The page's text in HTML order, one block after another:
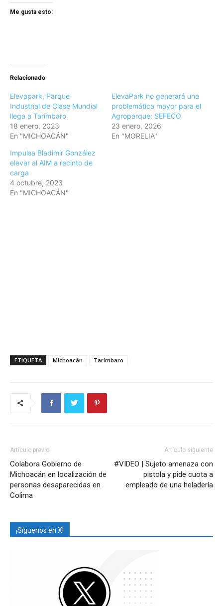
Me gusta esto:
Relacionado
Elevapark, Parque
Industrial de Clase Mundial
llega a Tarímbaro
18 enero, 2023
En "MICHOACÁN"
ElevaPark no generará una
problemática mayor para el
Agroparque: SEFECO
23 enero, 2026
En "MORELIA"
Impulsa Bladimir González
elevar al AIM a recinto de
carga
4 octubre, 2023
En "MICHOACÁN"
ETIQUETA Michoacán Tarímbaro
Artículo previo
Colabora Gobierno de
Michoacán en localización de
personas desaparecidas en
Colima
Artículo siguiente
#VIDEO | Sujeto amenaza con
pistola y pide cuota a
empleado de una heladería
¡Síguenos en X!